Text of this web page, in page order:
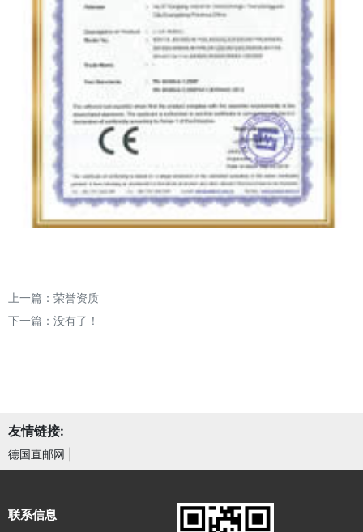
上一篇： 荣誉资质
下一篇：没有了！
友情链接:
德国直邮网
联系信息